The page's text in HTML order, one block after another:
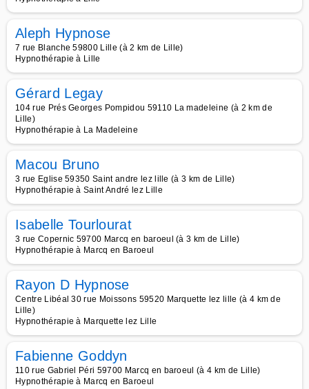
Aleph Hypnose
7 rue Blanche 59800 Lille (à 2 km de Lille)
Hypnothérapie à Lille
Gérard Legay
104 rue Prés Georges Pompidou 59110 La madeleine (à 2 km de
Lille)
Hypnothérapie à La Madeleine
Macou Bruno
3 rue Eglise 59350 Saint andre lez lille (à 3 km de Lille)
Hypnothérapie à Saint André lez Lille
Isabelle Tourlourat
3 rue Copernic 59700 Marcq en baroeul (à 3 km de Lille)
Hypnothérapie à Marcq en Baroeul
Rayon D Hypnose
Centre Libéal 30 rue Moissons 59520 Marquette lez lille (à 4 km de
Lille)
Hypnothérapie à Marquette lez Lille
Fabienne Goddyn
110 rue Gabriel Péri 59700 Marcq en baroeul (à 4 km de Lille)
Hypnothérapie à Marcq en Baroeul